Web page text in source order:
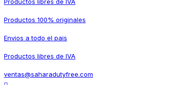
Productos 100% originales
Envios a todo el pais
Productos libres de IVA
ventas@saharadutyfree.com